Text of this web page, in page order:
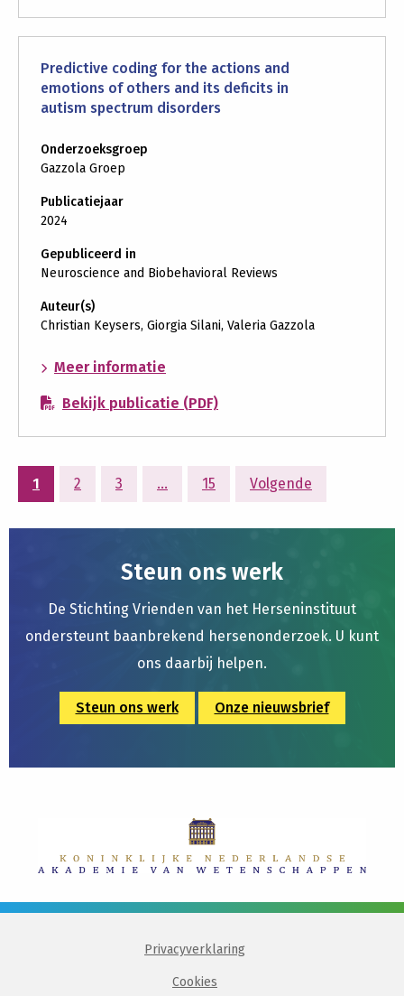
system
costly
altruism
Predictive coding for the actions and
emotions of others and its deficits in
autism spectrum disorders
Onderzoeksgroep
Gazzola Groep
Publicatiejaar
2024
Gepubliceerd in
Neuroscience and Biobehavioral Reviews
Auteur(s)
Christian Keysers, Giorgia Silani, Valeria Gazzola
Meer informatie
coding
actions
and
and
its
deficits
autism
spectrum
disorders
Bekijk publicatie (PDF)
1 2 3 … 15 Volgende
Steun ons werk
De Stichting Vrienden van het Herseninstituut
ondersteunt baanbrekend hersenonderzoek. U kunt
ons daarbij helpen.
Steun ons werk Onze nieuwsbrief
Privacyverklaring
Cookies